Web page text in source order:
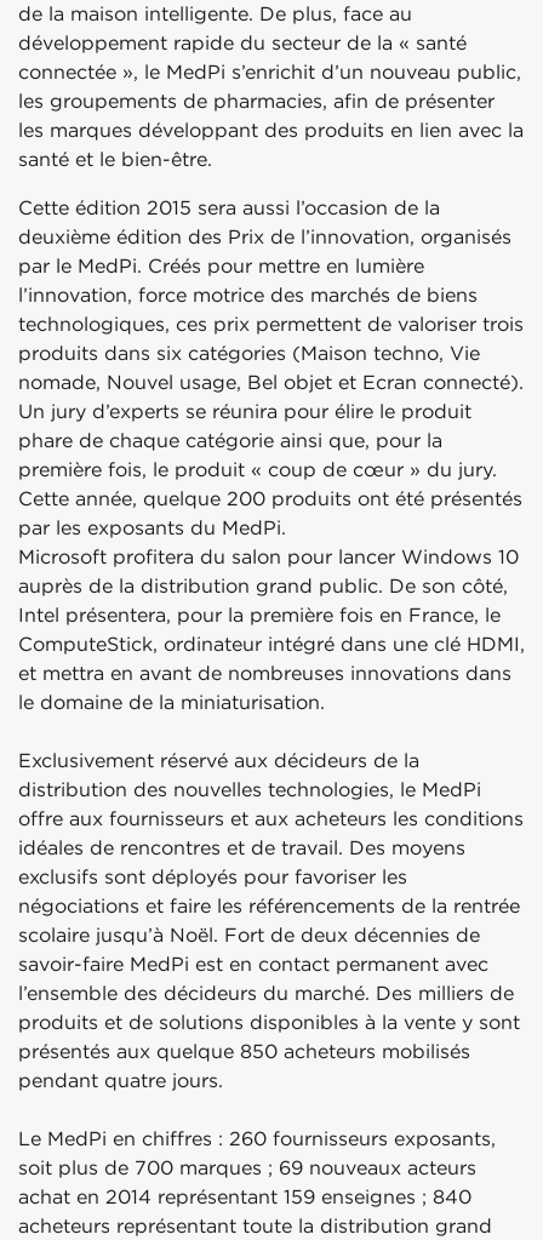
de la maison intelligente. De plus, face au
développement rapide du secteur de la « santé
connectée », le MedPi s’enrichit d’un nouveau public,
les groupements de pharmacies, afin de présenter
les marques développant des produits en lien avec la
santé et le bien-être.
Cette édition 2015 sera aussi l’occasion de la
deuxième édition des Prix de l’innovation, organisés
par le MedPi. Créés pour mettre en lumière
l’innovation, force motrice des marchés de biens
technologiques, ces prix permettent de valoriser trois
produits dans six catégories (Maison techno, Vie
nomade, Nouvel usage, Bel objet et Ecran connecté).
Un jury d’experts se réunira pour élire le produit
phare de chaque catégorie ainsi que, pour la
première fois, le produit « coup de cœur » du jury.
Cette année, quelque 200 produits ont été présentés
par les exposants du MedPi.
Microsoft profitera du salon pour lancer Windows 10
auprès de la distribution grand public. De son côté,
Intel présentera, pour la première fois en France, le
ComputeStick, ordinateur intégré dans une clé HDMI,
et mettra en avant de nombreuses innovations dans
le domaine de la miniaturisation.
Exclusivement réservé aux décideurs de la
distribution des nouvelles technologies, le MedPi
offre aux fournisseurs et aux acheteurs les conditions
idéales de rencontres et de travail. Des moyens
exclusifs sont déployés pour favoriser les
négociations et faire les référencements de la rentrée
scolaire jusqu’à Noël. Fort de deux décennies de
savoir-faire MedPi est en contact permanent avec
l’ensemble des décideurs du marché. Des milliers de
produits et de solutions disponibles à la vente y sont
présentés aux quelque 850 acheteurs mobilisés
pendant quatre jours.
Le MedPi en chiffres : 260 fournisseurs exposants,
soit plus de 700 marques ; 69 nouveaux acteurs
achat en 2014 représentant 159 enseignes ; 840
acheteurs représentant toute la distribution grand